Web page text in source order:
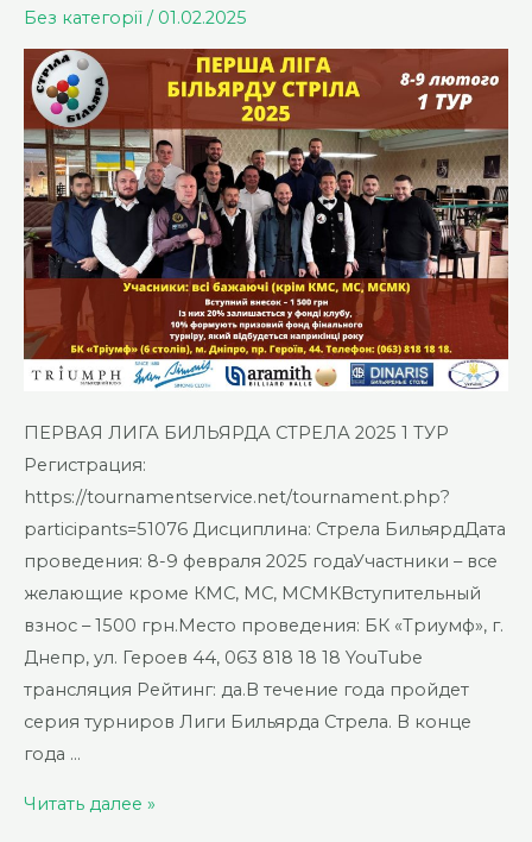
Без категорії / 01.02.2025
ПЕРВАЯ ЛИГА БИЛЬЯРДА СТРЕЛА 2025 1 ТУР
Регистрация:
https://tournamentservice.net/tournament.php?
participants=51076 Дисциплина: Стрела БильярдДата
проведения: 8-9 февраля 2025 годаУчастники – все
желающие кроме КМС, МС, МСМКВступительный
взнос – 1500 грн.Место проведения: БК «Триумф», г.
Днепр, ул. Героев 44, 063 818 18 18 YouTube
трансляция Рейтинг: да.В течение года пройдет
серия турниров Лиги Бильярда Стрела. В конце
года …
Первая
Читать далее »